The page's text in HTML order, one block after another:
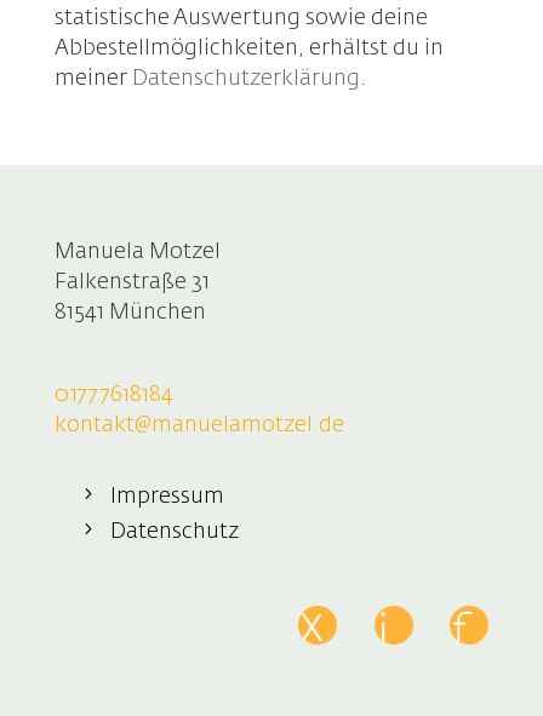
statistische Auswertung sowie deine
Abbestellmöglichkeiten, erhältst du in
meiner Datenschutzerklärung .
Manuela Motzel
Falkenstraße 31
81541 München
0177.7618184
kontakt@manuelamotzel.de
Impressum
Datenschutz